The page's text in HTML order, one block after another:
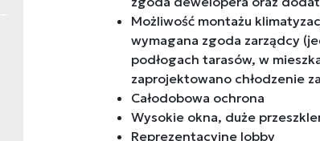
Możliwość montażu
wymagana zgoda zarządcy
podłogach tarasów, w
zaprojektowano chłodzenie
Całodobowa ochrona
Wysokie okna, duże
Reprezentacyjne lobby